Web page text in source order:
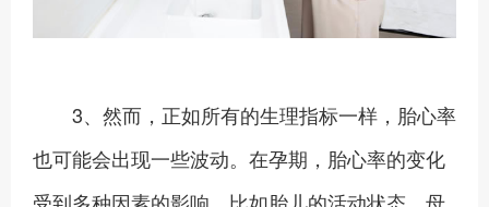
3、然而，正如所有的生理指标一样，胎心率
也可能会出现一些波动。在孕期，胎心率的变化
受到多种因素的影响，比如胎儿的活动状态、母